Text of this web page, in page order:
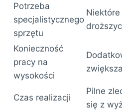
Potrzeba
specjalistycznego
sprzętu
Konieczność
pracy na
wysokości
Czas realizacji
Pilne
się z